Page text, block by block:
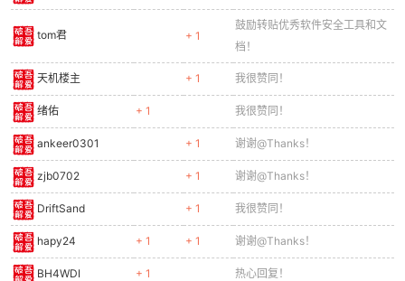
tom君 + 1
鼓励转贴优秀软件安全工具和文
档！
天机楼主 + 1 我很赞同！
绪佑 + 1 我很赞同！
ankeer0301 + 1 谢谢@Thanks！
zjb0702 + 1 谢谢@Thanks！
DriftSand + 1 我很赞同！
hapy24 + 1 + 1 谢谢@Thanks！
BH4WDI + 1 热心回复！